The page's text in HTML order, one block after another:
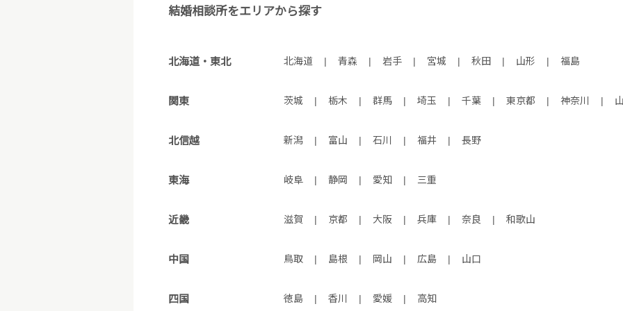
結婚相談所をエリアから探す
北海道・東北 北海道 | 青森 | 岩手 | 宮城 | 秋田 | 山形 | 福島
関東 茨城 | 栃木 | 群馬 | 埼玉 | 千葉 | 東京都 | 神奈川 |
北信越 新潟 | 富山 | 石川 | 福井 | 長野
東海 岐阜 | 静岡 | 愛知 | 三重
近畿 滋賀 | 京都 | 大阪 | 兵庫 | 奈良 | 和歌山
中国 鳥取 | 島根 | 岡山 | 広島 | 山口
四国 徳島 | 香川 | 愛媛 | 高知